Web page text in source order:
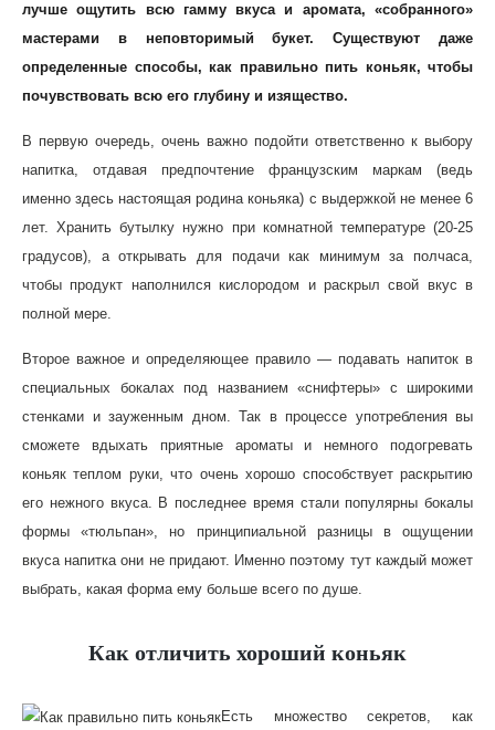
лучше ощутить всю гамму вкуса и аромата, «собранного»
мастерами в неповторимый букет. Существуют даже
определенные способы, как правильно пить коньяк, чтобы
почувствовать всю его глубину и изящество.
В первую очередь, очень важно подойти ответственно к выбору
напитка, отдавая предпочтение французским маркам (ведь
именно здесь настоящая родина коньяка) с выдержкой не менее 6
лет. Хранить бутылку нужно при комнатной температуре (20-25
градусов), а открывать для подачи как минимум за полчаса,
чтобы продукт наполнился кислородом и раскрыл свой вкус в
полной мере.
Второе важное и определяющее правило — подавать напиток в
специальных бокалах под названием «снифтеры» с широкими
стенками и зауженным дном. Так в процессе употребления вы
сможете вдыхать приятные ароматы и немного подогревать
коньяк теплом руки, что очень хорошо способствует раскрытию
его нежного вкуса. В последнее время стали популярны бокалы
формы «тюльпан», но принципиальной разницы в ощущении
вкуса напитка они не придают. Именно поэтому тут каждый может
выбрать, какая форма ему больше всего по душе.
Как отличить хороший коньяк
Есть множество секретов, как